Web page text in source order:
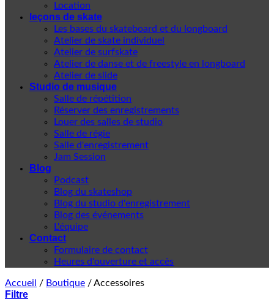
Location
leçons de skate
Les bases du skateboard et du longboard
Atelier de skate individuel
Atelier de surfskate
Atelier de danse et de freestyle en longboard
Atelier de slide
Studio de musique
Salle de répétition
Réserver des enregistrements
Louer des salles de studio
Salle de régie
Salle d'enregistrement
Jam Session
Blog
Podcast
Blog du skateshop
Blog du studio d'enregistrement
Blog des événements
L'équipe
Contact
Formulaire de contact
Heures d'ouverture et accès
Accueil / Boutique /Accessoires
Filtre